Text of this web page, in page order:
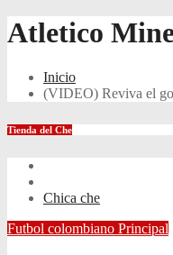
Atletico
Inicio
(VIDEO) Reviva el
Tienda del Che
Chica che
Futbol colombiano Principal